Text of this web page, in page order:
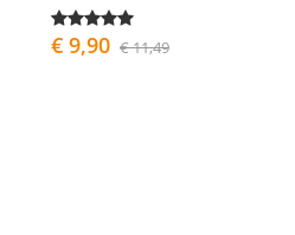
€ 9,90 € 11,49